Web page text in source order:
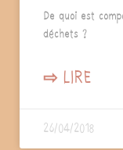
De quoi est
déchets ?
⇨ LIRE
26/04/2018